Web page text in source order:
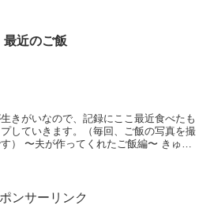
最近のご飯
きがいなので、記録にここ最近食べたも
していきます。（毎回、ご飯の写真を撮
〜 きゅう
ンサーリンク